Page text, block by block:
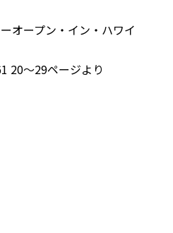
オープン・イン・ハワイ
20〜29ページより